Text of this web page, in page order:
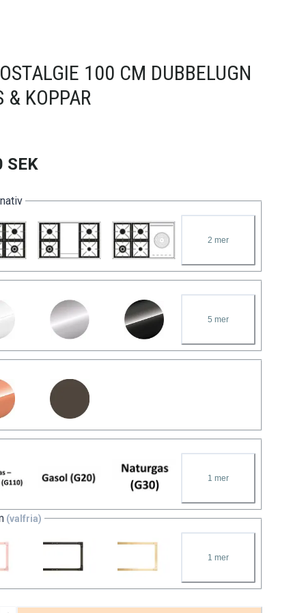
100 CM DUBBELUGN
& KOPPAR
SEK
2 mer
5 mer
1 mer
(valfria)
1 mer